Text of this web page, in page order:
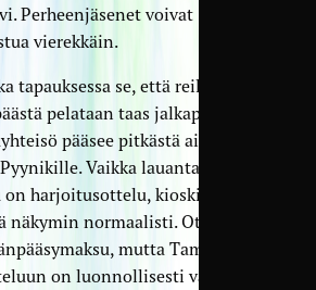
Perheenjäsenet voivat
vierekkäin.
tapauksessa se, että reilun
pelataan taas jalkapalloa, ja
pääsee pitkästä aikaa
Vaikka lauantaina 6.6.
harjoitusottelu, kioskipalvelut
näkymin normaalisti. Otteluun
mutta TamUn
on luonnollisesti vapaa